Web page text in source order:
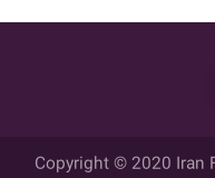
Copyright © 2020 Iran